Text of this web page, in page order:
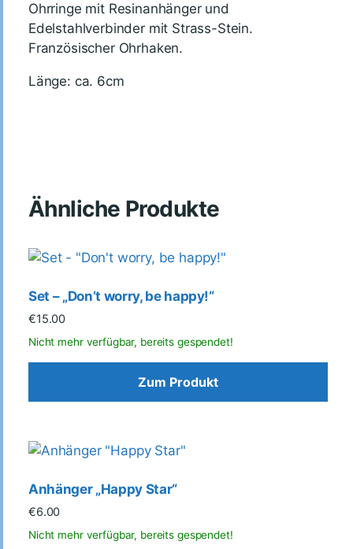
Ohrringe mit Resinanhänger und
Edelstahlverbinder mit Strass-Stein.
Französischer Ohrhaken.
Länge: ca. 6cm
Ähnliche Produkte
Set – „Don’t worry, be happy!“
€15.00
Zum Produkt
Anhänger „Happy Star“
€6.00